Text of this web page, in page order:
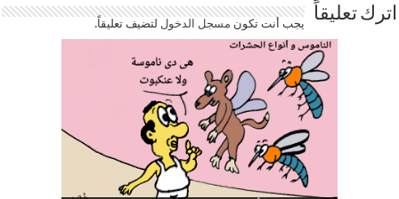
اترك تعليقاً يجب أنت تكون مسجل الدخوللتضيف تعليقاً.